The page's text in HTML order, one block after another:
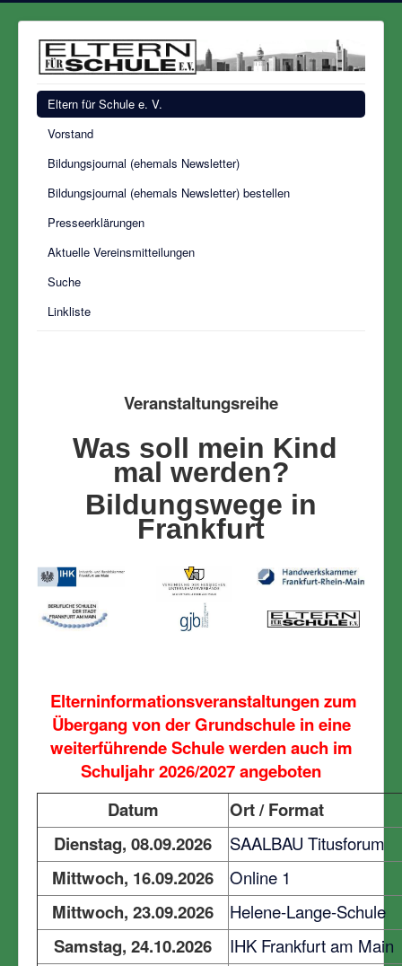
Eltern für Schule e. V.
Vorstand
Bildungsjournal (ehemals Newsletter)
Bildungsjournal (ehemals Newsletter) bestellen
Presseerklärungen
Aktuelle Vereinsmitteilungen
Suche
Linkliste
Veranstaltungsreihe
Was soll mein Kind
mal werden?
Bildungswege in
Frankfurt
Elterninformationsveranstaltungen zum
Übergang von der Grundschule in eine
weiterführende Schule werden auch im
Schuljahr 2026/2027 angeboten
Datum
Ort / Format
Dienstag, 08.09.2026
SAALBAU Titusforum
Mittwoch, 16.09.2026 Online 1
Mittwoch, 23.09.2026 Helene-Lange-Schule
Samstag, 24.10.2026 IHK Frankfurt am Main